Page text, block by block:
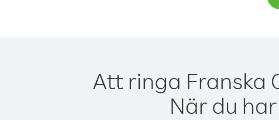
Att ringa Franska
När du